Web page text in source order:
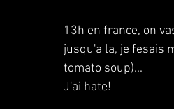
13h en france, on
jusqu'a la, je fesais
tomato soup)...
J'ai hate!